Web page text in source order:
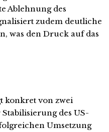
Ablehnung des
zudem deutliche
was den Druck auf das
konkret von zwei
des US-
Umsetzung